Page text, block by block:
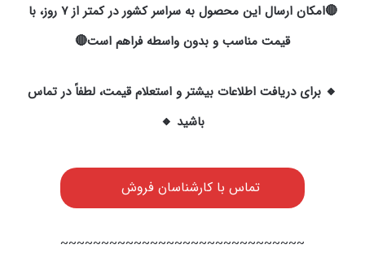
🔴امکان ارسال این محصول به سراسر کشور در کمتر از ۷ روز، با
قیمت مناسب و بدون واسطه فراهم است🔴
🔸 برای دریافت اطلاعات بیشتر و استعلام قیمت، لطفاً در تماس
باشید 🔸
تماس با کارشناسان فروش
~~~~~~~~~~~~~~~~~~~~~~~~~~~~~~